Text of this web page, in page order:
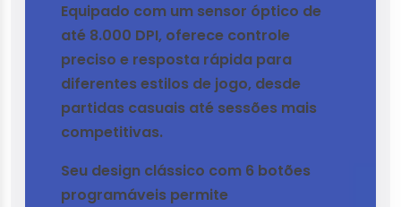
Equipado com um sensor óptico de
até 8.000 DPI, oferece controle
preciso e resposta rápida para
diferentes estilos de jogo, desde
partidas casuais até sessões mais
competitivas.
Seu design clássico com 6 botões
programáveis permite